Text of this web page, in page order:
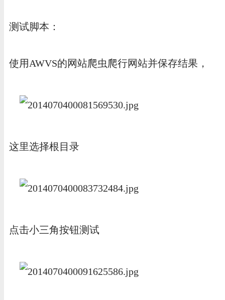
测试脚本：
使用AWVS的网站爬虫爬行网站并保存结果，
这里选择根目录
点击小三角按钮测试